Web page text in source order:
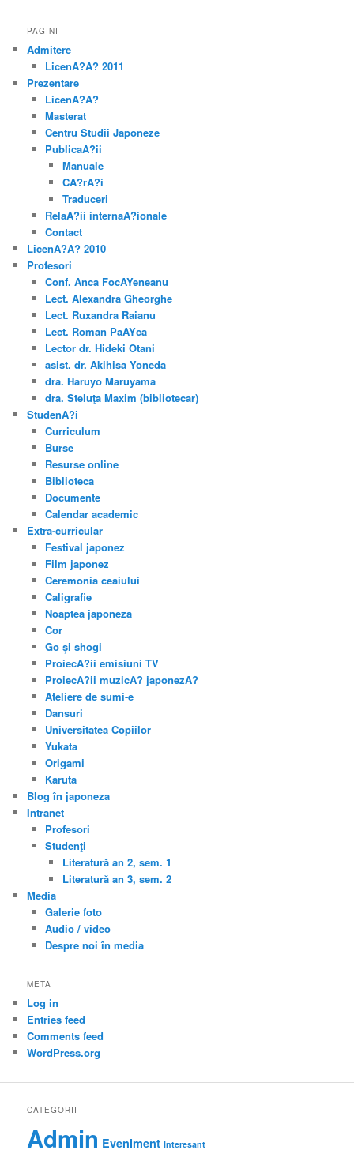
PAGINI
Admitere
LicenA?A? 2011
Prezentare
LicenA?A?
Masterat
Centru Studii Japoneze
PublicaA?ii
Manuale
CA?rA?i
Traduceri
RelaA?ii internaA?ionale
Contact
LicenA?A? 2010
Profesori
Conf. Anca FocAYeneanu
Lect. Alexandra Gheorghe
Lect. Ruxandra Raianu
Lect. Roman PaAYca
Lector dr. Hideki Otani
asist. dr. Akihisa Yoneda
dra. Haruyo Maruyama
dra. Steluţa Maxim (bibliotecar)
StudenA?i
Curriculum
Burse
Resurse online
Biblioteca
Documente
Calendar academic
Extra-curricular
Festival japonez
Film japonez
Ceremonia ceaiului
Caligrafie
Noaptea japoneza
Cor
Go și shogi
ProiecA?ii emisiuni TV
ProiecA?ii muzicA? japonezA?
Ateliere de sumi-e
Dansuri
Universitatea Copiilor
Yukata
Origami
Karuta
Blog în japoneza
Intranet
Profesori
Studenţi
Literatură an 2, sem. 1
Literatură an 3, sem. 2
Media
Galerie foto
Audio / video
Despre noi în media
META
Log in
Entries feed
Comments feed
WordPress.org
CATEGORII
Admin Eveniment Interesant